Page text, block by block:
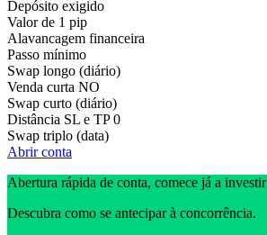
Depósito exigido
Valor de 1 pip
Alavancagem financeira
Passo mínimo
Swap longo (diário)
Venda curta NO
Swap curto (diário)
Distância SL e TP 0
Swap triplo (data)
Abrir conta
Abertura rápida de conta, comece já a investir
Descubra como se antecipar à concorrência.